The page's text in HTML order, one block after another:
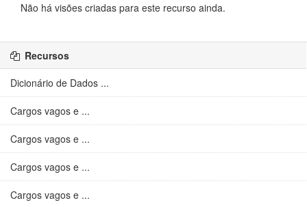
Não há visões criadas para este recurso ainda.
Recursos
Dicionário de Dados ...
Cargos vagos e ...
Cargos vagos e ...
Cargos vagos e ...
Cargos vagos e ...